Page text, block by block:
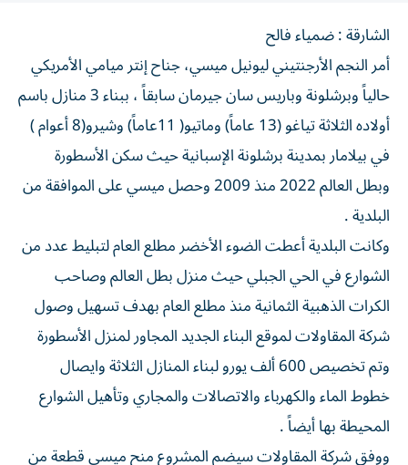
الشارقة : ضمياء فالح
أمر النجم الأرجنتيني ليونيل ميسي، جناح إنتر ميامي الأمريكي
حالياً وبرشلونة وباريس سان جيرمان سابقاً ، ببناء 3 منازل باسم
أولاده الثلاثة تياغو (13 عاماً) وماتيو( 11عاماً) وشيرو(8 أعوام )
في بيلامار بمدينة برشلونة الإسبانية حيث سكن الأسطورة
وبطل العالم 2022 منذ 2009 وحصل ميسي على الموافقة من
البلدية .
وكانت البلدية أعطت الضوء الأخضر مطلع العام لتبليط عدد من
الشوارع في الحي الجبلي حيث منزل بطل العالم وصاحب
الكرات الذهبية الثمانية منذ مطلع العام بهدف تسهيل وصول
شركة المقاولات لموقع البناء الجديد المجاور لمنزل الأسطورة
وتم تخصيص 600 ألف يورو لبناء المنازل الثلاثة وايصال
خطوط الماء والكهرباء والاتصالات والمجاري وتأهيل الشوارع
المحيطة بها أيضاً .
ووفق شركة المقاولات سيضم المشروع منح ميسي قطعة من